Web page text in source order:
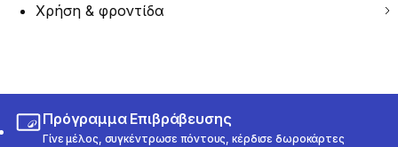
Χρήση & φροντίδα
Πρόγραμμα Επιβράβευσης
Γίνε μέλος, συγκέντρωσε πόντους, κέρδισε δωροκάρτες